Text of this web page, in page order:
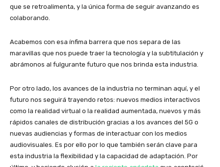
que se retroalimenta, y la única forma de seguir avanzando es
colaborando.
Acabemos con esa ínfima barrera que nos separa de las
maravillas que nos puede traer la tecnología y la subtitulación y
abrámonos al fulgurante futuro que nos brinda esta industria.
Por otro lado, los avances de la industria no terminan aquí, y el
futuro nos seguirá trayendo retos: nuevos medios interactivos
como la realidad virtual o la realidad aumentada, nuevos y más
rápidos canales de distribución gracias a los avances del 5G o
nuevas audiencias y formas de interactuar con los medios
audiovisuales. Es por ello por lo que también serán clave para
esta industria la flexibilidad y la capacidad de adaptación. Por